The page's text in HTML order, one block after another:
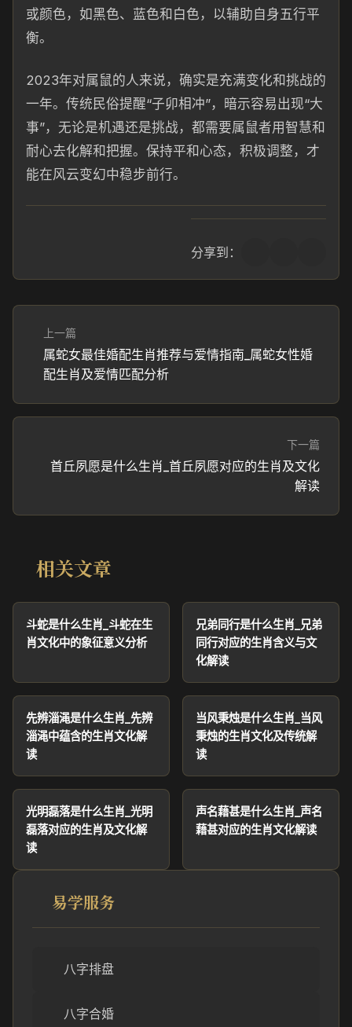
或颜色，如黑色、蓝色和白色，以辅助自身五行平
衡。
2023年对属鼠的人来说，确实是充满变化和挑战的
一年。传统民俗提醒“子卯相冲”，暗示容易出现“大
事”，无论是机遇还是挑战，都需要属鼠者用智慧和
耐心去化解和把握。保持平和心态，积极调整，才
能在风云变幻中稳步前行。
分享到：
上一篇
属蛇女最佳婚配生肖推荐与爱情指南_属蛇女性婚
配生肖及爱情匹配分析
下一篇
首丘夙愿是什么生肖_首丘夙愿对应的生肖及文化
解读
相关文章
斗蛇是什么生肖_斗蛇在生
肖文化中的象征意义分析
兄弟同行是什么生肖_兄弟
同行对应的生肖含义与文
化解读
先辨淄渑是什么生肖_先辨
淄渑中蕴含的生肖文化解
读
当风秉烛是什么生肖_当风
秉烛的生肖文化及传统解
读
光明磊落是什么生肖_光明
磊落对应的生肖及文化解
读
声名藉甚是什么生肖_声名
藉甚对应的生肖文化解读
易学服务
八字排盘
八字合婚